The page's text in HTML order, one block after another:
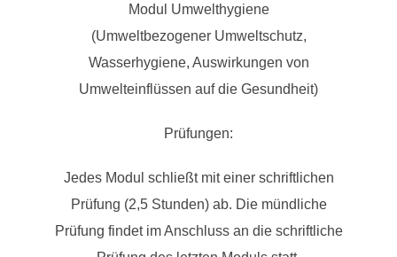
Modul Umwelthygiene
(Umweltbezogener Umweltschutz,
Wasserhygiene, Auswirkungen von
Umwelteinflüssen auf die Gesundheit)
Prüfungen:
Jedes Modul schließt mit einer schriftlichen
Prüfung (2,5 Stunden) ab. Die mündliche
Prüfung findet im Anschluss an die schriftliche